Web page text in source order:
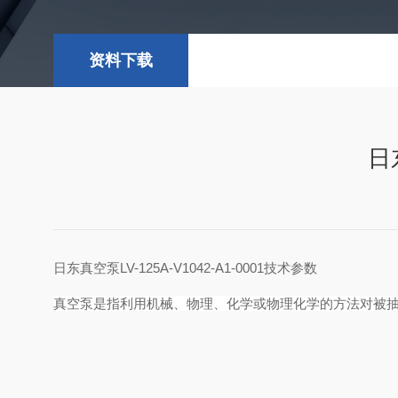
资料下载
日东真空泵LV-125A-V1042-A1-0001技术参数
真空泵是指利用机械、物理、化学或物理化学的方法对被